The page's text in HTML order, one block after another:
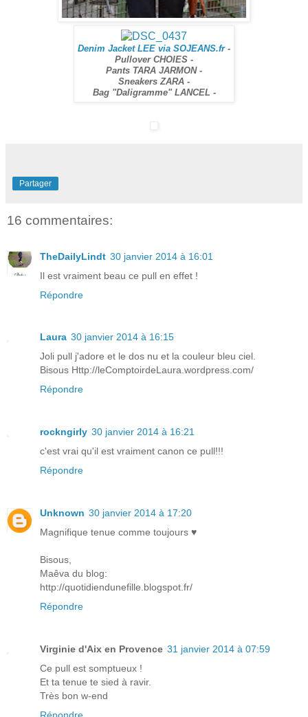
Denim Jacket LEE via SOJEANS.fr-
Pullover CHOIES -
Pants TARA JARMON -
Sneakers ZARA -
Bag "Daligramme" LANCEL -
Partager
16 commentaires:
TheDailyLindt 30 janvier 2014 à 16:01
Il est vraiment beau ce pull en effet !
Répondre
Laura 30 janvier 2014 à 16:15
Joli pull j'adore et le dos nu et la couleur bleu ciel.
Bisous Http://leComptoirdeLaura.wordpress.com/
Répondre
rockngirly 30 janvier 2014 à 16:21
c'est vrai qu'il est vraiment canon ce pull!!!
Répondre
Unknown 30 janvier 2014 à 17:20
Magnifique tenue comme toujours ♥
Bisous,
Maêva du blog:
http://quotidiendunefille.blogspot.fr/
Répondre
Virginie d'Aix en Provence 31 janvier 2014 à 07:59
Ce pull est somptueux !
Et ta tenue te sied à ravir.
Très bon w-end